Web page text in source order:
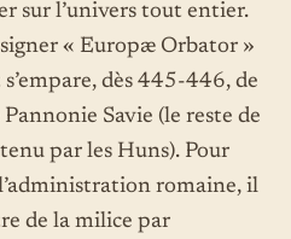
sur l’univers tout entier.
« Europæ Orbator »
dès 445-446, de
Savie (le reste de
par les Huns). Pour
romaine, il
de la milice par